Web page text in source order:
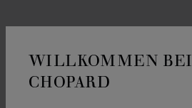
WILLKOMMEN BEI
CHOPARD